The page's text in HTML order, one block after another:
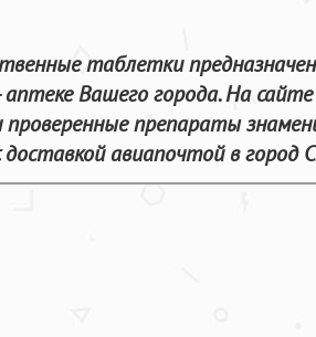
таблетки
Вашего города. На
препараты
авиапочтой в город